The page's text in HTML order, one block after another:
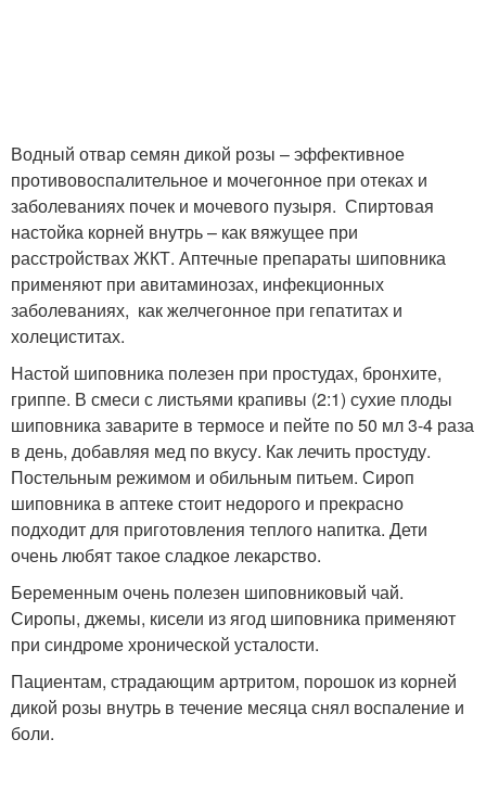
Водный отвар семян дикой розы – эффективное
противовоспалительное и мочегонное при отеках и
заболеваниях почек и мочевого пузыря. Спиртовая
настойка корней внутрь – как вяжущее при
расстройствах ЖКТ. Аптечные препараты шиповника
применяют при авитаминозах, инфекционных
заболеваниях, как желчегонное при гепатитах и
холециститах.
Настой шиповника полезен при простудах, бронхите,
гриппе. В смеси с листьями крапивы (2:1) сухие плоды
шиповника заварите в термосе и пейте по 50 мл 3-4 раза
в день, добавляя мед по вкусу. Как лечить простуду.
Постельным режимом и обильным питьем. Сироп
шиповника в аптеке стоит недорого и прекрасно
подходит для приготовления теплого напитка. Дети
очень любят такое сладкое лекарство.
Беременным очень полезен шиповниковый чай.
Сиропы, джемы, кисели из ягод шиповника применяют
при синдроме хронической усталости.
Пациентам, страдающим артритом, порошок из корней
дикой розы внутрь в течение месяца снял воспаление и
боли.